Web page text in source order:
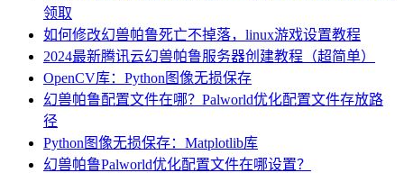
领取
如何修改幻兽帕鲁死亡不掉落，linux游戏设置教程
2024最新腾讯云幻兽帕鲁服务器创建教程（超简单）
OpenCV库：Python图像无损保存
幻兽帕鲁配置文件在哪？Palworld优化配置文件存放路
径
Python图像无损保存：Matplotlib库
幻兽帕鲁Palworld优化配置文件在哪设置？